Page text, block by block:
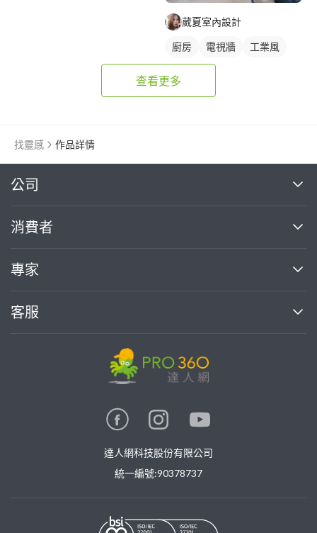
葳夏室內設計
廚房 電視牆 工業風
查看更多
找靈感 作品詳情
公司
關於我們
部落格
加入我們
消費者
買服務
熱門服務
專家
案件中心
客服
達人網科技股份有限公司
統一編號:90378737
繼續完成